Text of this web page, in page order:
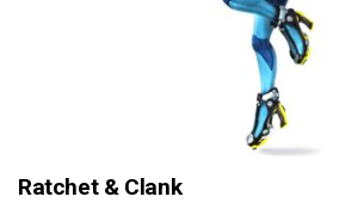
Ratchet & Clank